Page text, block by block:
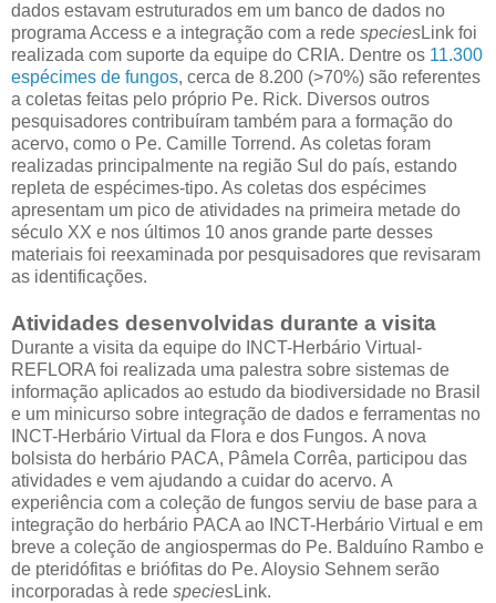
dados estavam estruturados em um banco de dados no
programa Access e a integração com a rede speciesLink foi
realizada com suporte da equipe do CRIA. Dentre os 11.300
espécimes de fungos, cerca de 8.200 (>70%) são referentes
a coletas feitas pelo próprio Pe. Rick. Diversos outros
pesquisadores contribuíram também para a formação do
acervo, como o Pe. Camille Torrend. As coletas foram
realizadas principalmente na região Sul do país, estando
repleta de espécimes-tipo. As coletas dos espécimes
apresentam um pico de atividades na primeira metade do
século XX e nos últimos 10 anos grande parte desses
materiais foi reexaminada por pesquisadores que revisaram
as identificações.
Atividades desenvolvidas durante a visita
Durante a visita da equipe do INCT-Herbário Virtual-
REFLORA foi realizada uma palestra sobre sistemas de
informação aplicados ao estudo da biodiversidade no Brasil
e um minicurso sobre integração de dados e ferramentas no
INCT-Herbário Virtual da Flora e dos Fungos. A nova
bolsista do herbário PACA, Pâmela Corrêa, participou das
atividades e vem ajudando a cuidar do acervo. A
experiência com a coleção de fungos serviu de base para a
integração do herbário PACA ao INCT-Herbário Virtual e em
breve a coleção de angiospermas do Pe. Balduíno Rambo e
de pteridófitas e briófitas do Pe. Aloysio Sehnem serão
incorporadas à rede speciesLink.